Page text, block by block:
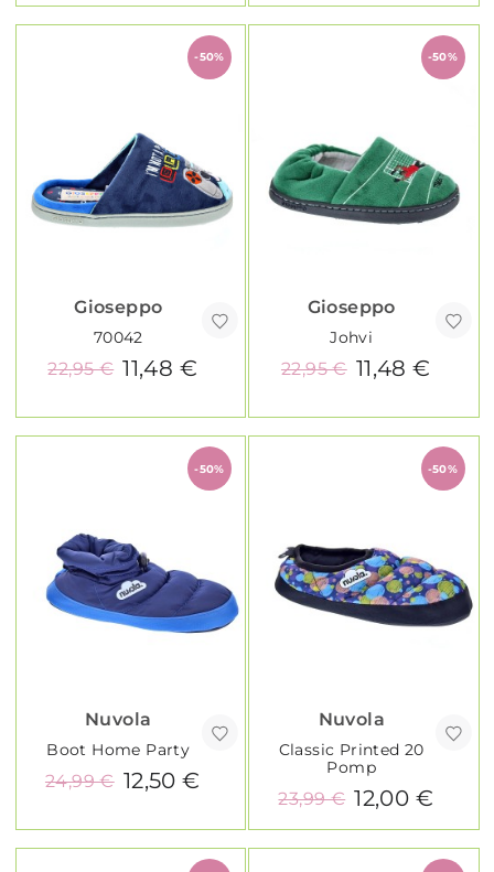
-50%
Gioseppo
70042
11,48 €
22,95 €
-50%
Gioseppo
Johvi
11,48 €
22,95 €
-50%
Nuvola
Boot Home Party
12,50 €
24,99 €
-50%
Nuvola
Classic Printed 20
Pomp
12,00 €
23,99 €